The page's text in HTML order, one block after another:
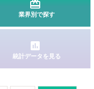
業界別で探す
統計データを見る